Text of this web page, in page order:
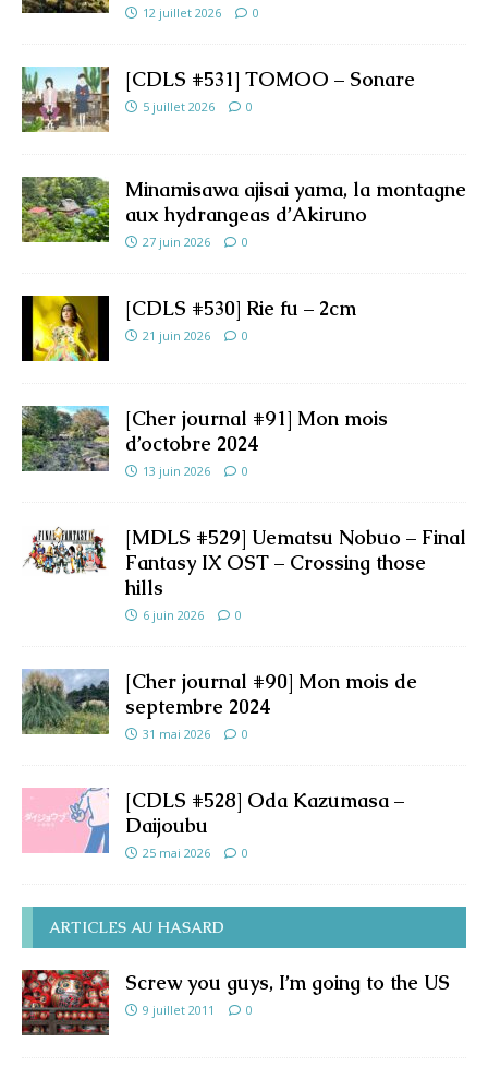
12 juillet 2026 0
[CDLS #531] TOMOO – Sonare
5 juillet 2026 0
Minamisawa ajisai yama, la montagne
aux hydrangeas d’Akiruno
27 juin 2026 0
[CDLS #530] Rie fu – 2cm
21 juin 2026 0
[Cher journal #91] Mon mois
d’octobre 2024
13 juin 2026 0
[MDLS #529] Uematsu Nobuo – Final
Fantasy IX OST – Crossing those
hills
6 juin 2026 0
[Cher journal #90] Mon mois de
septembre 2024
31 mai 2026 0
[CDLS #528] Oda Kazumasa –
Daijoubu
25 mai 2026 0
ARTICLES AU HASARD
Screw you guys, I’m going to the US
9 juillet 2011 0